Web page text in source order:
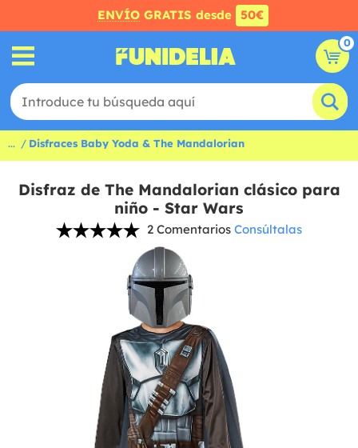
ENVÍO GRATIS desde 50€
0
... Disfraces Baby Yoda & The Mandalorian
Disfraz de The Mandalorian clásico para
niño - Star Wars
2 Comentarios Consúltalas